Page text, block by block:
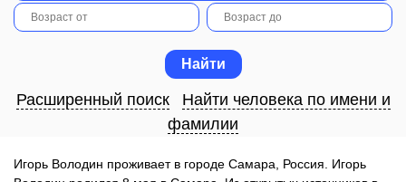
Расширенный поиск
Найти человека по имени и
фамилии
Игорь Володин проживает в городе Самара, Россия. Игорь